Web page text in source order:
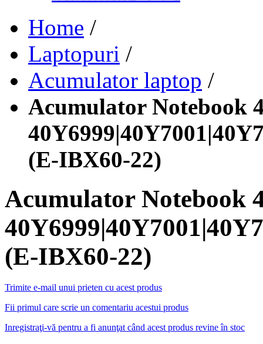
Home /
Laptopuri /
Acumulator laptop /
Acumulator Notebook
(E-IBX60-22)
Acumulator Notebook
(E-IBX60-22)
Trimite e-mail unui prieten cu acest produs
Fii primul care scrie un comentariu acestui produs
Inregistraţi-vă pentru a fi anunţat când acest produs revine în stoc